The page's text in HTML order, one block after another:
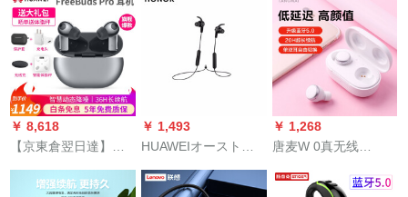
ニング运动鶏ゲムを
食べて耳に入れた。
ノイズキ·ゼル·アープ
ファ·ウェルMi携帯携
帯电话通用京东巴ー
ション黒
音楽運動はメズアッ
プルファーウェイ
oppomivivoミニ携帯
＋充電ライン】
Bluetooth騒音解消ス
ポーツノイーズゲー
ムゲームゲームゲー
ムゲームゲームゲー
ムゲームゲームゲー
ムゲームゲームゲー
ムゲームゲームゲー
ムゲームゲームゲー
ムゲームゲームゲー
￥ 8,618
【京東倉翌日達】フ
ァン・ウェル真無線
Bluetoothスポツーバ
￥ 1,493
HUAWEIオーストリ
アナスポーツツ
Bluetoothイヤホーン
￥ 1,268
唐麦W 0真无线
スポーツスポーツス